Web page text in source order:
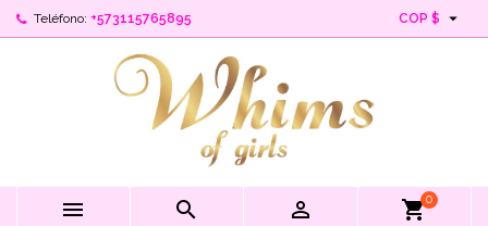
Teléfono: +573115765895 COP $ 
   shopping_cart0